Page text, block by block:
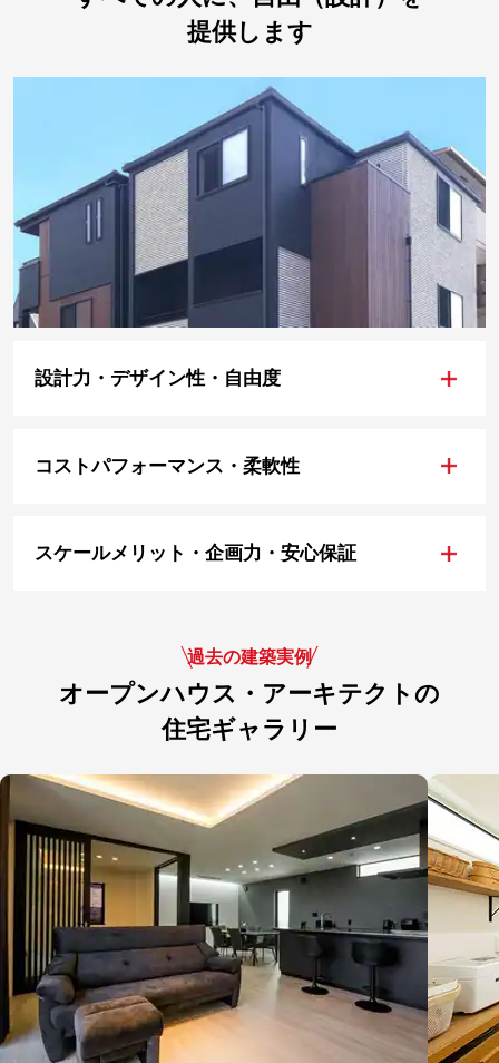
提供します
設計力・デザイン性・自由度 +
コストパフォーマンス・柔軟性 +
スケールメリット・企画力・安心保証 +
過去の建築実例
オープンハウス・アーキテクトの
住宅ギャラリー